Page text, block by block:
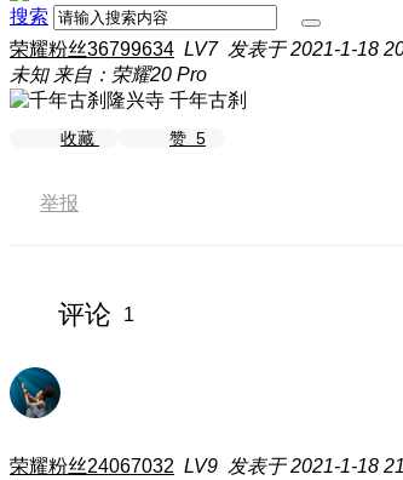
搜索
荣耀粉丝36799634 LV7 发表于 2021-1-18
未知 来自：荣耀20 Pro
千年古刹
收藏 赞 5
举报
评论 1
荣耀粉丝24067032 LV9 发表于 2021-1-18